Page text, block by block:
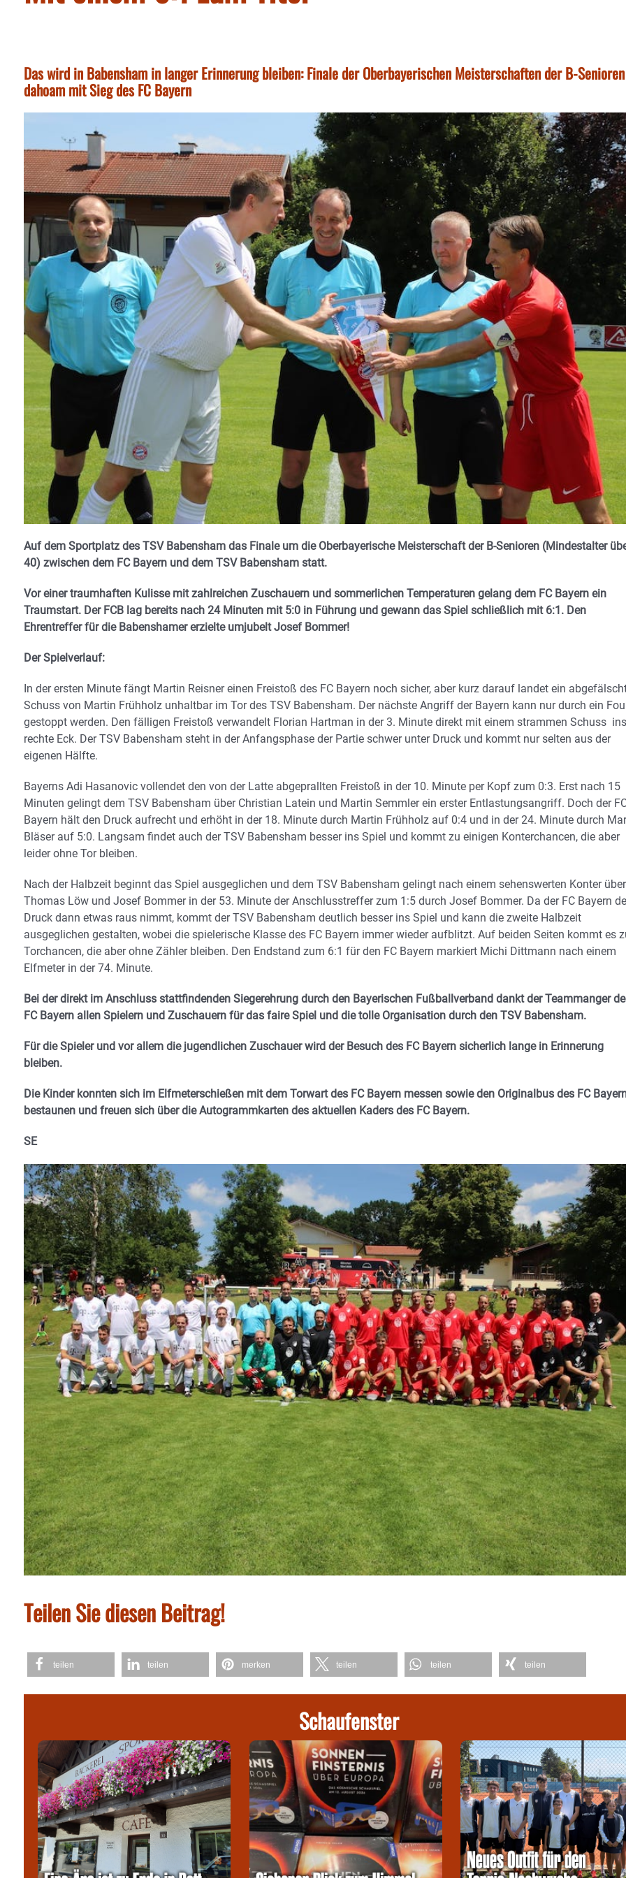
Das wird in Babensham in langer Erinnerung bleiben: Finale der Oberbayerischen Meisterschaften der B-Senioren
dahoam mit Sieg des FC Bayern
Auf dem Sportplatz des TSV Babensham das Finale um die Oberbayerische Meisterschaft der B-Senioren (Mindestalter
40) zwischen dem FC Bayern und dem TSV Babensham statt.
Vor einer traumhaften Kulisse mit zahlreichen Zuschauern und sommerlichen Temperaturen gelang dem FC Bayern ein
Traumstart. Der FCB lag bereits nach 24 Minuten mit 5:0 in Führung und gewann das Spiel schließlich mit 6:1. Den
Ehrentreffer für die Babenshamer erzielte umjubelt Josef Bommer!
Der Spielverlauf:
In der ersten Minute fängt Martin Reisner einen Freistoß des FC Bayern noch sicher, aber kurz darauf landet ein
Schuss von Martin Frühholz unhaltbar im Tor des TSV Babensham. Der nächste Angriff der Bayern kann nur durch ein
gestoppt werden. Den fälligen Freistoß verwandelt Florian Hartman in der 3. Minute direkt mit einem strammen Schuss ins
rechte Eck. Der TSV Babensham steht in der Anfangsphase der Partie schwer unter Druck und kommt nur selten aus der
eigenen Hälfte.
Bayerns Adi Hasanovic vollendet den von der Latte abgeprallten Freistoß in der 10. Minute per Kopf zum 0:3. Erst nach 15
Minuten gelingt dem TSV Babensham über Christian Latein und Martin Semmler ein erster Entlastungsangriff. Doch der
Bayern hält den Druck aufrecht und erhöht in der 18. Minute durch Martin Frühholz auf 0:4 und in der 24. Minute durch
Bläser auf 5:0. Langsam findet auch der TSV Babensham besser ins Spiel und kommt zu einigen Konterchancen, die aber
leider ohne Tor bleiben.
Nach der Halbzeit beginnt das Spiel ausgeglichen und dem TSV Babensham gelingt nach einem sehenswerten Konter über
Thomas Löw und Josef Bommer in der 53. Minute der Anschlusstreffer zum 1:5 durch Josef Bommer. Da der FC Bayern
Druck dann etwas raus nimmt, kommt der TSV Babensham deutlich besser ins Spiel und kann die zweite Halbzeit
ausgeglichen gestalten, wobei die spielerische Klasse des FC Bayern immer wieder aufblitzt. Auf beiden Seiten kommt es
Torchancen, die aber ohne Zähler bleiben. Den Endstand zum 6:1 für den FC Bayern markiert Michi Dittmann nach einem
Elfmeter in der 74. Minute.
Bei der direkt im Anschluss stattfindenden Siegerehrung durch den Bayerischen Fußballverband dankt der Teammanger
FC Bayern allen Spielern und Zuschauern für das faire Spiel und die tolle Organisation durch den TSV Babensham.
Für die Spieler und vor allem die jugendlichen Zuschauer wird der Besuch des FC Bayern sicherlich lange in Erinnerung
bleiben.
Die Kinder konnten sich im Elfmeterschießen mit dem Torwart des FC Bayern messen sowie den Originalbus des FC
bestaunen und freuen sich über die Autogrammkarten des aktuellen Kaders des FC Bayern.
SE
Teilen Sie diesen Beitrag!
teilen teilen merken teilen teilen teilen
Schaufenster